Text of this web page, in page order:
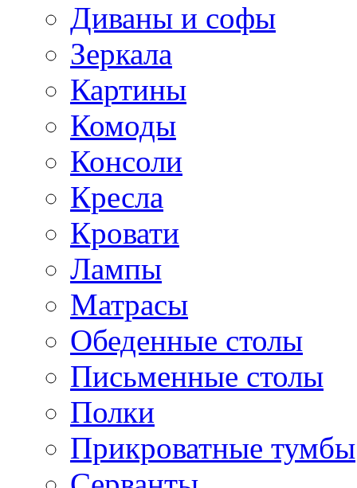
Диваны и софы
Зеркала
Картины
Комоды
Консоли
Кресла
Кровати
Лампы
Матрасы
Обеденные столы
Письменные столы
Полки
Прикроватные тумбы